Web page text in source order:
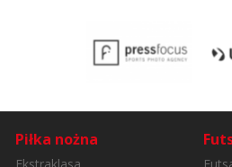
Piłka nożna